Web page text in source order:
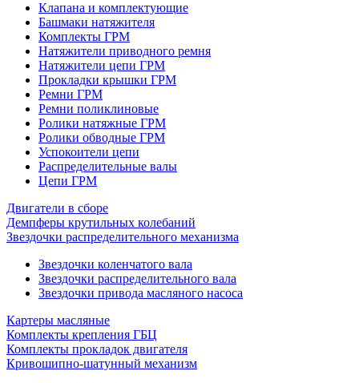
Клапана и комплектующие
Башмаки натяжителя
Комплекты ГРМ
Натяжители приводного ремня
Натяжители цепи ГРМ
Прокладки крышки ГРМ
Ремни ГРМ
Ремни поликлиновые
Ролики натяжные ГРМ
Ролики обводные ГРМ
Успокоители цепи
Распределительные валы
Цепи ГРМ
Двигатели в сборе
Демпферы крутильных колебаний
Звездочки распределительного механизма
Звездочки коленчатого вала
Звездочки распределительного вала
Звездочки привода масляного насоса
Картеры масляные
Комплекты крепления ГБЦ
Комплекты прокладок двигателя
Кривошипно-шатунный механизм